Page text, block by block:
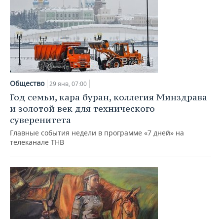
Общество 29 янв, 07:00
Год семьи, кара буран, коллегия Минздрава
и золотой век для технического
суверенитета
Главные события недели в программе «7 дней» на
телеканале ТНВ